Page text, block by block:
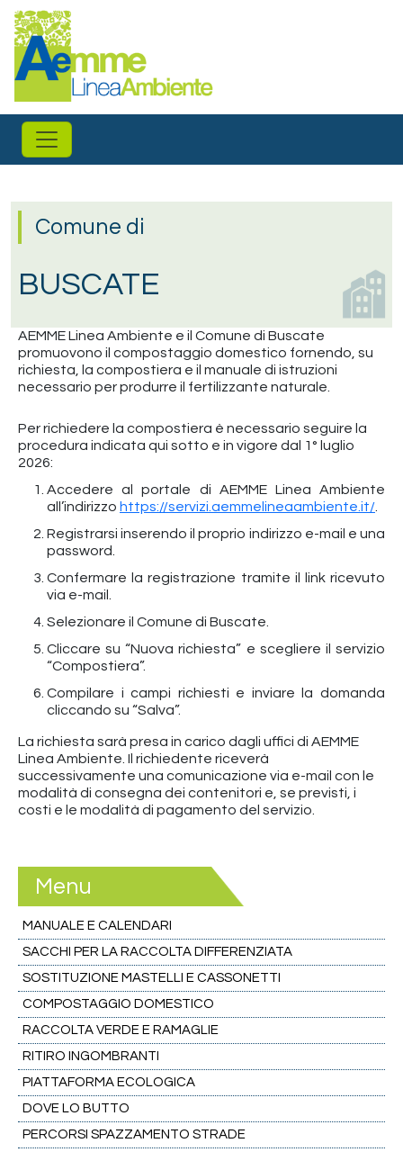
Salta al contenuto principale
Comune di
BUSCATE
AEMME Linea Ambiente e il Comune di Buscate
promuovono il compostaggio domestico fornendo, su
richiesta, la compostiera e il manuale di istruzioni
necessario per produrre il fertilizzante naturale.
Per richiedere la compostiera è necessario seguire la
procedura indicata qui sotto e in vigore dal 1° luglio
2026:
Accedere al portale di AEMME Linea Ambiente
all’indirizzo https://servizi.aemmelineaambiente.it/
Registrarsi inserendo il proprio indirizzo e-mail e una
password.
Confermare la registrazione tramite il link ricevuto
via e-mail.
Selezionare il Comune di Buscate.
Cliccare su “Nuova richiesta” e scegliere il servizio
“Compostiera”.
Compilare i campi richiesti e inviare la domanda
cliccando su “Salva”.
La richiesta sarà presa in carico dagli uffici di AEMME
Linea Ambiente. Il richiedente riceverà
successivamente una comunicazione via e-mail con le
modalità di consegna dei contenitori e, se previsti, i
costi e le modalità di pagamento del servizio.
Menu
MANUALE E CALENDARI
SACCHI PER LA RACCOLTA DIFFERENZIATA
SOSTITUZIONE MASTELLI E CASSONETTI
COMPOSTAGGIO DOMESTICO
RACCOLTA VERDE E RAMAGLIE
RITIRO INGOMBRANTI
PIATTAFORMA ECOLOGICA
DOVE LO BUTTO
PERCORSI SPAZZAMENTO STRADE